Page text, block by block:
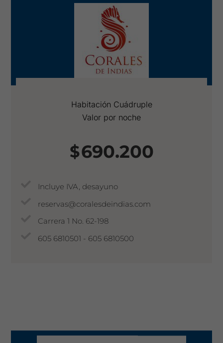
Habitación Cuádruple
Valor por noche
$690.200
Incluye IVA, desayuno
reservas@coralesdeindias.com
Carrera 1 No. 62-198
605 6810501 - 605 6810500